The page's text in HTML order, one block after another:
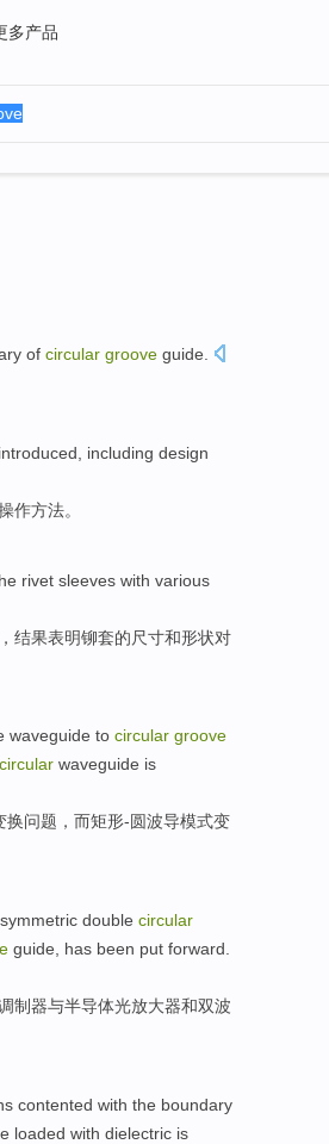
多产品
of circular groove guide
, including design
作方法。
rivet sleeves with various
，结果表明铆套的尺寸和形状对
waveguide to circular groove
circular waveguide is
换问题 ， 而矩形-圆波导模式变
symmetric double circular
guide, has been put forward
制器与半导体光放大器和双波
contented with the boundary
loaded with dielectric is